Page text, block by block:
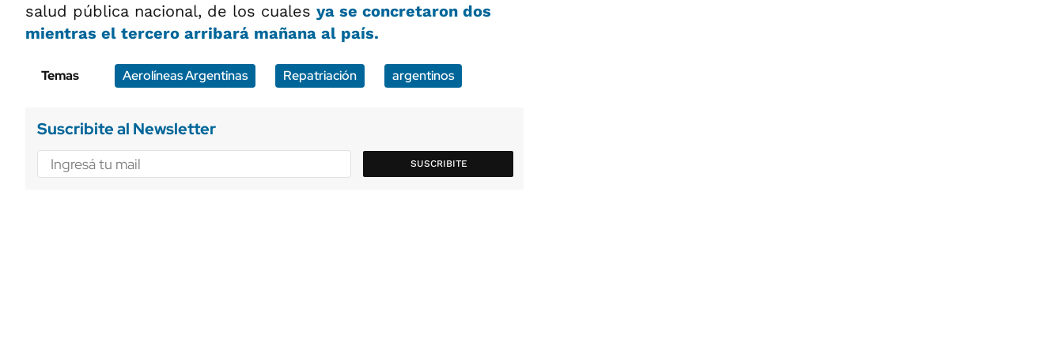
salud pública nacional, de los cuales ya se concretaron dos
mientras el tercero arribará mañana al país.
Temas Aerolíneas Argentinas Repatriación argentinos
Suscribite al Newsletter
SUSCRIBITE